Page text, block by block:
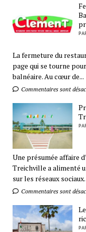
La fermeture du
page qui se tourne
balnéaire. Au cœur de...
Commentaires sont
Une présumée affaire
Treichville a alimenté
sur les réseaux sociaux.
Commentaires sont